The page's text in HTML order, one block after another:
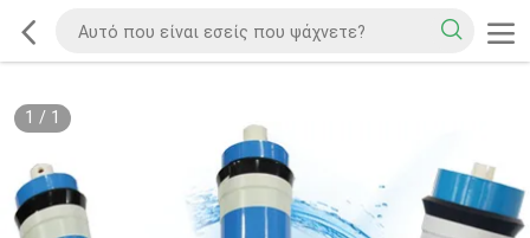
1 / 1